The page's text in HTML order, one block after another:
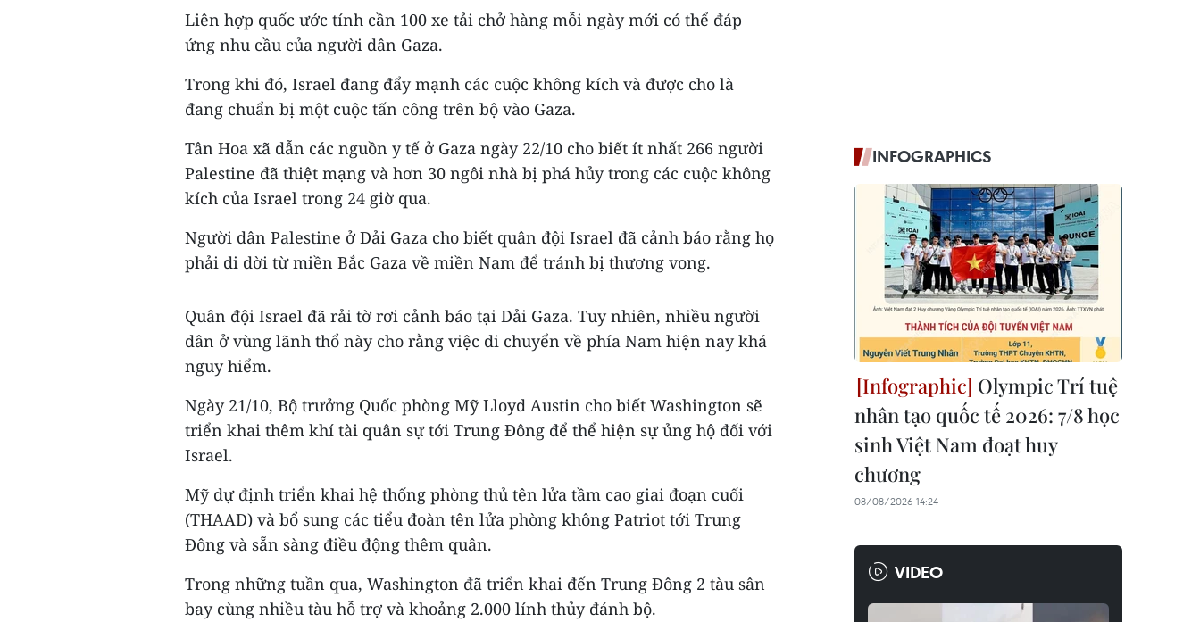
Liên hợp quốc ước tính cần 100 xe tải chở hàng mỗi ngày mới có thể đáp
ứng nhu cầu của người dân Gaza.
Trong khi đó, Israel đang đẩy mạnh các cuộc không kích và được cho là
đang chuẩn bị một cuộc tấn công trên bộ vào Gaza.
Tân Hoa xã dẫn các nguồn y tế ở Gaza ngày 22/10 cho biết ít nhất 266 người
Palestine đã thiệt mạng và hơn 30 ngôi nhà bị phá hủy trong các cuộc không
kích của Israel trong 24 giờ qua.
Người dân Palestine ở Dải Gaza cho biết quân đội Israel đã cảnh báo rằng họ
phải di dời từ miền Bắc Gaza về miền Nam để tránh bị thương vong.
Quân đội Israel đã rải tờ rơi cảnh báo tại Dải Gaza. Tuy nhiên, nhiều người
dân ở vùng lãnh thổ này cho rằng việc di chuyển về phía Nam hiện nay khá
nguy hiểm.
Ngày 21/10, Bộ trưởng Quốc phòng Mỹ Lloyd Austin cho biết Washington sẽ
triển khai thêm khí tài quân sự tới Trung Đông để thể hiện sự ủng hộ đối với
Israel.
Mỹ dự định triển khai hệ thống phòng thủ tên lửa tầm cao giai đoạn cuối
(THAAD) và bổ sung các tiểu đoàn tên lửa phòng không Patriot tới Trung
Đông và sẵn sàng điều động thêm quân.
Trong những tuần qua, Washington đã triển khai đến Trung Đông 2 tàu sân
bay cùng nhiều tàu hỗ trợ và khoảng 2.000 lính thủy đánh bộ.
INFOGRAPHICS
Olympic Trí tuệ
nhân tạo quốc tế 2026: 7/8 học
sinh Việt Nam đoạt huy
chương
08/08/2026 14:24
VIDEO